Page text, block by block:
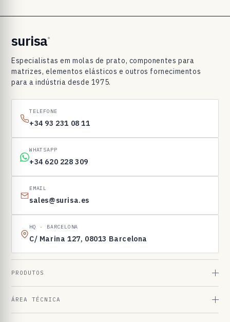
D
N
E
N
8
surisa®
Especialistas em molas de prato, componentes para
matrizes, elementos elásticos e outros fornecimentos
para a indústria desde 1975.
TELEFONE
+34 93 231 08 11
WHATSAPP
+34 620 228 309
EMAIL
sales@surisa.es
HQ · BARCELONA
C/ Marina 127, 08013 Barcelona
PRODUTOS
ÁREA TÉCNICA